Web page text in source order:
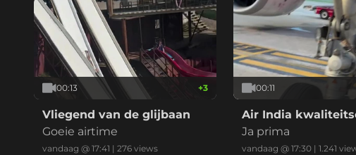
00:13 +3
Vliegend van de glijbaan
Goeie airtime
vandaag @ 17:41 | 276 views
00:11
Air India
Ja prima
vandaag @ 17:30| 1.241